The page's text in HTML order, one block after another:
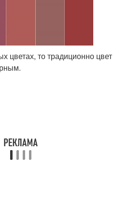
цветах, то традиционно цвет